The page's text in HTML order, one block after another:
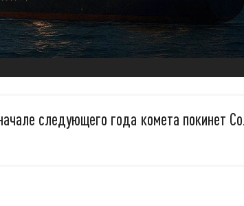
следующего года комета покинет